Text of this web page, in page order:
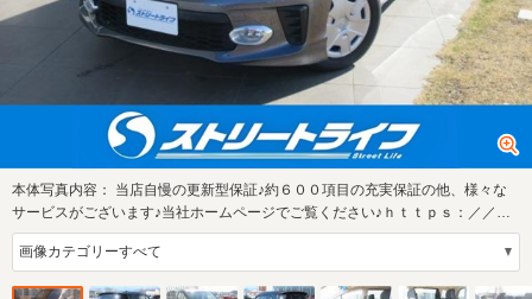
本体写真内容： 当店自慢の更新型保証♪約６００項目の充実保証の他、様々な
サービスがございます♪当社ホームページでご覧ください♪ｈｔｔｐｓ：／／ｗ
ｗｗ．ｓ…